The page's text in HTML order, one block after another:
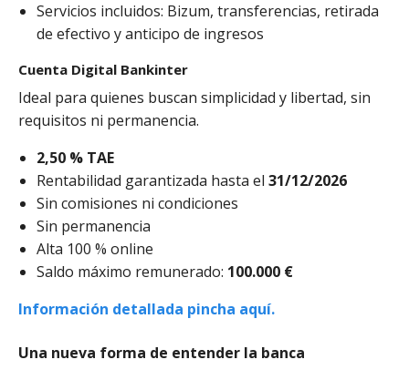
Servicios incluidos: Bizum, transferencias, retirada
de efectivo y anticipo de ingresos
Cuenta Digital Bankinter
Ideal para quienes buscan simplicidad y libertad, sin
requisitos ni permanencia.
2,50 % TAE
Rentabilidad garantizada hasta el 31/12/2026
Sin comisiones ni condiciones
Sin permanencia
Alta 100 % online
Saldo máximo remunerado: 100.000 €
Información detallada pincha aquí.
Una nueva forma de entender la banca